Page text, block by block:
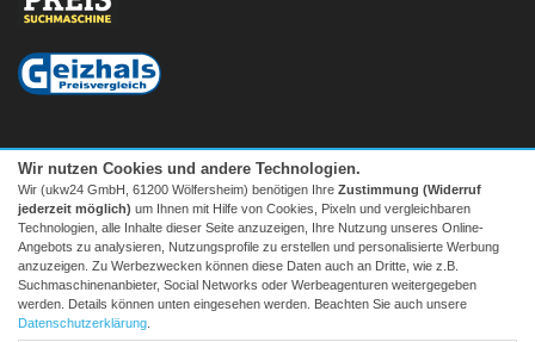
Facebook| twitter
Wir nutzen Cookies und andere Technologien.
Wir (ukw24 GmbH, 61200 Wölfersheim) benötigen Ihre Zustimmung (Widerruf
jederzeit möglich) um Ihnen mit Hilfe von Cookies, Pixeln und vergleichbaren
Technologien, alle Inhalte dieser Seite anzuzeigen, Ihre Nutzung unseres Online-
Angebots zu analysieren, Nutzungsprofile zu erstellen und personalisierte Werbung
anzuzeigen. Zu Werbezwecken können diese Daten auch an Dritte, wie z.B.
Suchmaschinenanbieter, Social Networks oder Werbeagenturen weitergegeben
werden. Details können unten eingesehen werden. Beachten Sie auch unsere
Datenschutzerklärung